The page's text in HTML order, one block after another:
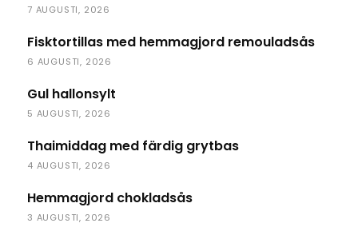
7 AUGUSTI, 2026
Fisktortillas med hemmagjord remouladsås
6 AUGUSTI, 2026
Gul hallonsylt
5 AUGUSTI, 2026
Thaimiddag med färdig grytbas
4 AUGUSTI, 2026
Hemmagjord chokladsås
3 AUGUSTI, 2026